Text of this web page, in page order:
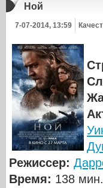
Ной
7-07-2014, 13:59
Режиссер:
Время: 138